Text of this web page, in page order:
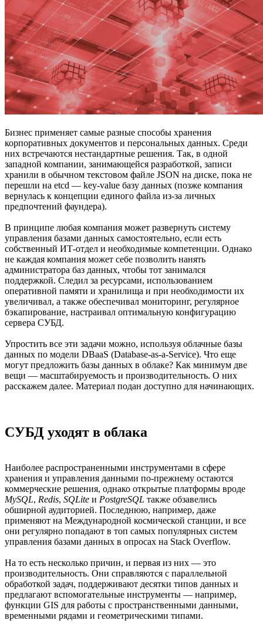
Бизнес применяет самые разные способы хранения
корпоративных документов и персональных данных. Среди
них встречаются нестандартные решения. Так, в одной
западной компании, занимающейся разработкой, записи
хранили в обычном текстовом файле JSON на диске, пока не
перешли на etcd — key-value базу данных (позже компания
вернулась к концепции единого файла из-за личных
предпочтений фаундера).
В принципе любая компания может развернуть систему
управления базами данных самостоятельно, если есть
собственный ИТ-отдел и необходимые компетенции. Однако
не каждая компания может себе позволить нанять
администратора баз данных, чтобы тот занимался
поддержкой. Следил за ресурсами, использованием
оперативной памяти и хранилища и при необходимости их
увеличивал, а также обеспечивал мониторинг, регулярное
бэкапирование, настраивал оптимальную конфигурацию
сервера СУБД.
Упростить все эти задачи можно, используя облачные базы
данных по модели DBaaS (Database-as-a-Service). Что еще
могут предложить базы данных в облаке? Как минимум две
вещи — масштабируемость и производительность. О них
расскажем далее. Материал подан доступно для начинающих.
СУБД уходят в облака
Наиболее распространенными инструментами в сфере
хранения и управления данными по-прежнему остаются
коммерческие решения, однако открытые платформы вроде
MySQL, Redis, SQLite и PostgreSQL также обзавелись
обширной аудиторией. Последнюю, например, даже
применяют на Международной космической станции, и все
они регулярно попадают в топ самых популярных систем
управления базами данных в опросах на Stack Overflow.
На то есть несколько причин, и первая из них — это
производительность. Они справляются с параллельной
обработкой задач, поддерживают десятки типов данных и
предлагают вспомогательные инструменты — например,
функции GIS для работы с пространственными данными,
временными рядами и геометрическими типами.